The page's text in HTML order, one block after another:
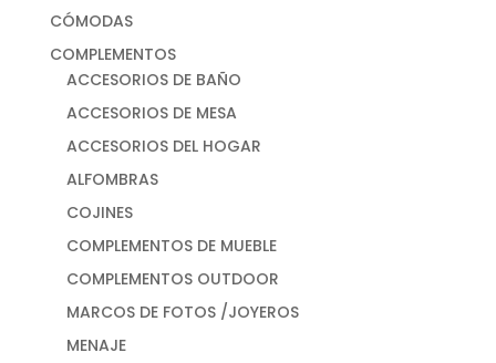
CÓMODAS
COMPLEMENTOS
ACCESORIOS DE BAÑO
ACCESORIOS DE MESA
ACCESORIOS DEL HOGAR
ALFOMBRAS
COJINES
COMPLEMENTOS DE MUEBLE
COMPLEMENTOS OUTDOOR
MARCOS DE FOTOS /JOYEROS
MENAJE